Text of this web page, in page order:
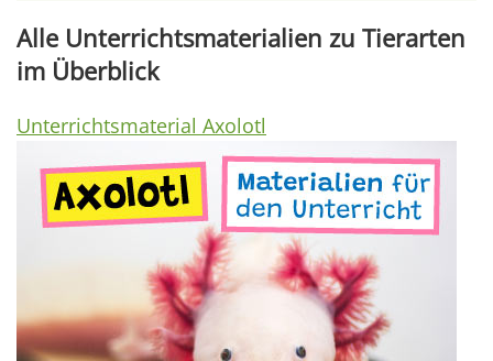
Alle Unterrichtsmaterialien zu Tierarten
im Überblick
Unterrichtsmaterial Axolotl